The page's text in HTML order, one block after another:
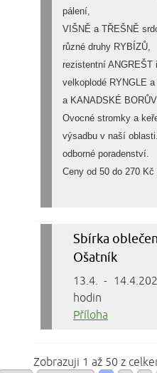
pálení,
VIŠNĚ a TŘEŠNĚ
různé druhy RYBÍZŮ,
rezistentní ANGREŠT
velkoplodé RYNGLE a
a KANADSKÉ
Ovocné stromky a
výsadbu v naší
odborné poradenství.
Ceny od 50 do 270 Kč
Sbírka
Ošatník
13.4. -
hodin
Příloha
Zobrazuji 1 až 50 z